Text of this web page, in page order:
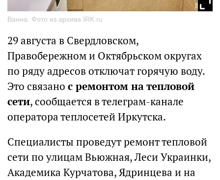
Ванна. Фото из архива IRK.ru
29 августа в Свердловском,
Правобережном и Октябрьском округах
по ряду адресов отключат горячую воду.
Это связано с ремонтом на тепловой
сети, сообщается в телеграм-канале
оператора теплосетей Иркутска.
Специалисты проведут ремонт тепловой
сети по улицам Вьюжная, Леси Украинки,
Академика Курчатова, Ядринцева и на